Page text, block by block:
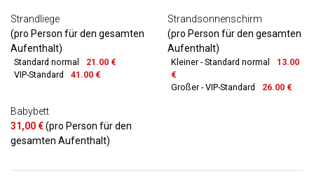
Strandliege
(pro Person für den gesamten
Aufenthalt)
Standard normal
21.00 €
VIP-Standard
41.00 €
Strandsonnenschirm
(pro Person für den gesamten
Aufenthalt)
Kleiner - Standard normal
13.00
€
Großer - VIP-Standard
26.00 €
Babybett
31,00 €(pro Person für den
gesamten Aufenthalt)